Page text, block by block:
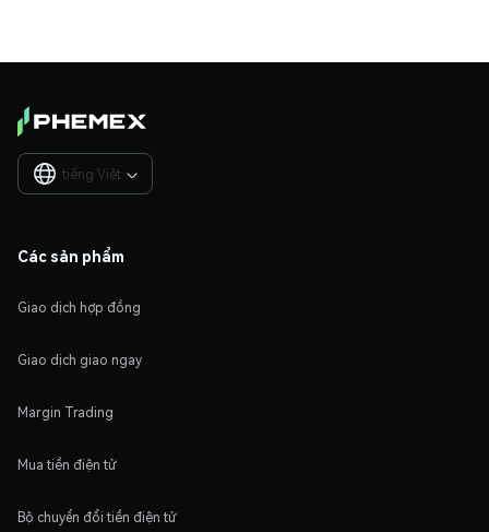
tiếng Việt 
Các sản phẩm
Giao dịch hợp đồng
Giao dịch giao ngay
Margin Trading
Mua tiền điện tử
Bộ chuyển đổi tiền điện tử